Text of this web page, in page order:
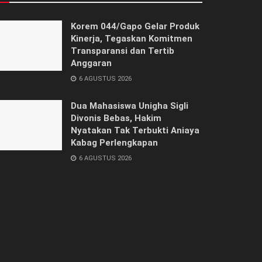
Korem 044/Gapo Gelar Produk
Kinerja, Tegaskan Komitmen
Transparansi dan Tertib
Anggaran
6 AGUSTUS 2026
Dua Mahasiswa Unigha Sigli
Divonis Bebas, Hakim
Nyatakan Tak Terbukti Aniaya
Kabag Perlengkapan
6 AGUSTUS 2026